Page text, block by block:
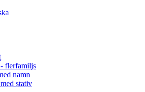
flerfamiljs
namn
stativ